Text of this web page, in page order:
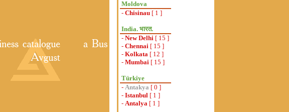
Moldova
- Chisinau [ 1 ]
India. भारत.
- New Delhi [ 15 ]
- Chennai [ 15 ]
- Kolkata [ 12 ]
- Mumbai [ 15 ]
Türkiye
- Antakya [ 0 ]
- Istanbul [ 1 ]
- Antalya [ 1 ]